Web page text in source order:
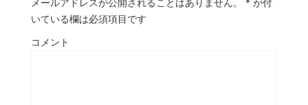
メールアドレスが公開されることはありません。 * が付
いている欄は必須項目です
コメント